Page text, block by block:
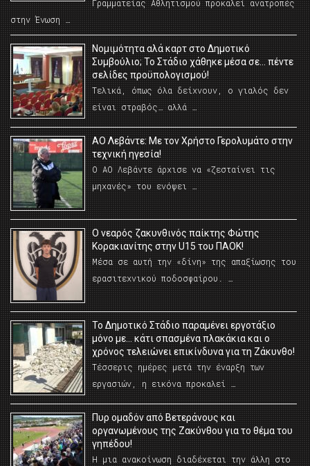
Γραμματείας Αθλητισμού προκαλεί ανατροπές
στην Ένωση …
Νομιμότητα αλά καρτ στο Δημοτικό
Συμβούλιο; Το Στάδιο χάθηκε μέσα σε… πέντε
σελίδες προϋπολογισμού!
Τελικά, όπως όλα δείχνουν, ο γιαλός δεν
είναι στραβός… αλλά …
ΑΟ Λεβάντε: Με τον Χρήστο Γερολυμάτο στην
τεχνική ηγεσία!
Ο ΑΟ Λεβάντε άρχισε να «ζεσταίνει τις
μηχανές» του ενόψει …
O νεαρός ζακυνθινός παίκτης Φώτης
Κορακιανίτης στην U15 του ΠΑΟΚ!
Μέσα σε αυτή την «δίνη» της απαξίωσης του
ερασιτεχνικού ποδοσφαίρου. …
Το Δημοτικό Στάδιο παραμένει εργοτάξιο
μόνο με… κάτι σπασμένα πλακάκια και ο
χρόνος τελειώνει επικίνδυνα για τη Ζάκυνθο!
Τέσσερις ημέρες μετά την έναρξη των
εργασιών, η εικόνα προκαλεί …
Πυρ ομαδόν από Βετεράνους και
οργανωμένους της Ζακύνθου για το θέμα του
γηπέδου!
Η μια ανακοίνωση διαδέχεται την άλλη στο